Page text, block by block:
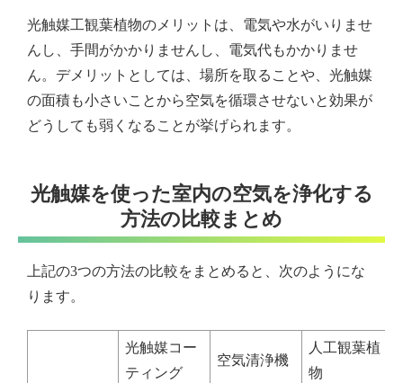
光触媒工観葉植物のメリットは、電気や水がいりませ
んし、手間がかかりませんし、電気代もかかりませ
ん。デメリットとしては、場所を取ることや、光触媒
の面積も小さいことから空気を循環させないと効果が
どうしても弱くなることが挙げられます。
光触媒を使った室内の空気を浄化する
方法の比較まとめ
上記の3つの方法の比較をまとめると、次のようにな
ります。
光触媒コー
ティング
空気清浄機
人工観葉植
物